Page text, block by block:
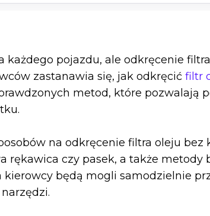
każdego pojazdu, ale odkręcenie
zastanawia się, jak odkręcić filtr
metod, które pozwalają
na odkręcenie filtra oleju bez
czy pasek, a także metody
będą mogli samodzielnie